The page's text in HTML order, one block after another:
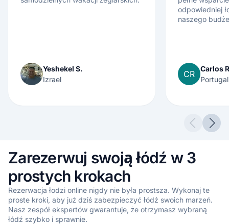
Yeshekel S.
Izrael
odpowiedniej
naszego
CR
Carlos
Zarezerwuj swoją łódź w 3
prostych krokach
Rezerwacja łodzi online nigdy nie była prostsza. Wykonaj te
proste kroki, aby już dziś zabezpieczyć łódź swoich marzeń.
Nasz zespół ekspertów gwarantuje, że otrzymasz wybraną
łódź szybko i sprawnie.